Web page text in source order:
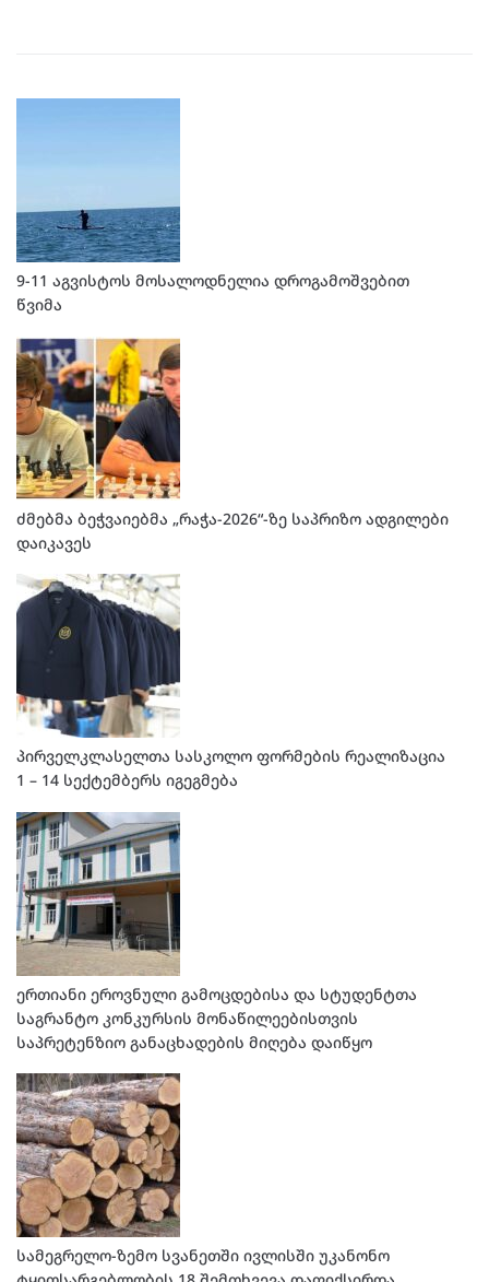
9-11 აგვისტოს მოსალოდნელია დროგამოშვებით
წვიმა
ძმებმა ბეჭვაიებმა „რაჭა-2026“-ზე საპრიზო ადგილები
დაიკავეს
პირველკლასელთა სასკოლო ფორმების რეალიზაცია
1 – 14 სექტემბერს იგეგმება
ერთიანი ეროვნული გამოცდებისა და სტუდენტთა
საგრანტო კონკურსის მონაწილეებისთვის
საპრეტენზიო განაცხადების მიღება დაიწყო
სამეგრელო-ზემო სვანეთში ივლისში უკანონო